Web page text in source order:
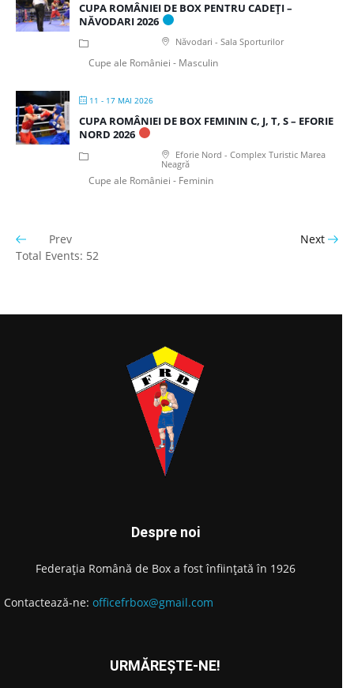
CUPA ROMÂNIEI DE BOX PENTRU CADEȚI –
NĂVODARI 2026
Năvodari - Sala Sporturilor
Cupe ale României - Masculin
11 - 17 MAI 2026
CUPA ROMÂNIEI DE BOX FEMININ C, J, T, S – EFORIE
NORD 2026
Eforie Nord - Complex Turistic Marea
Neagră
Cupe ale României - Feminin
Prev
Next
Total Events: 52
Despre noi
Federația Română de Box a fost înființată în 1926
Contactează-ne: officefrbox@gmail.com
URMĂREȘTE-NE!